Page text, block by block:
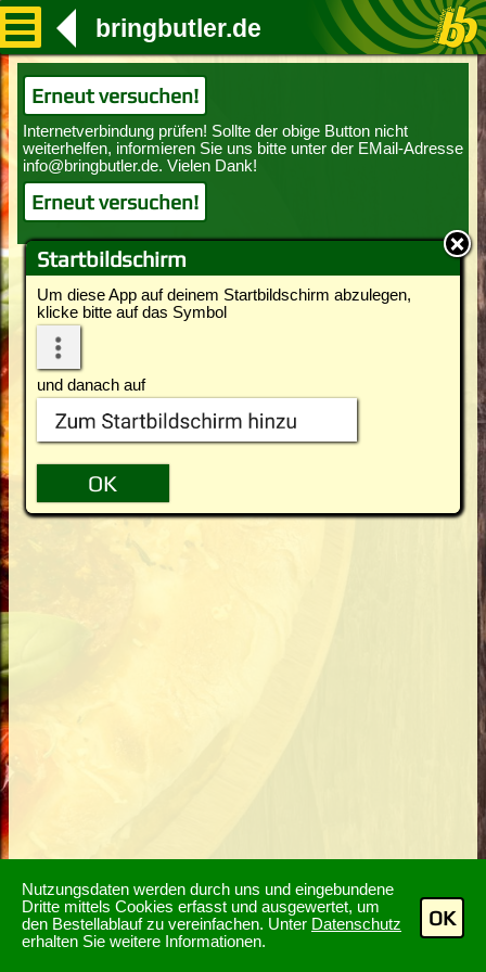
Nutzungsdaten werden durch uns und eingebundene
Dritte mittels Cookies erfasst und ausgewertet, um
den Bestellablauf zu vereinfachen. Unter Datenschutz
erhalten Sie weitere Informationen.
OK
Startbildschirm
Um diese App auf deinem Startbildschirm abzulegen,
klicke bitte auf das Symbol
und danach auf
bringbutler.de
Erneut versuchen!
Erneut versuchen!